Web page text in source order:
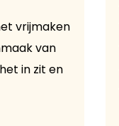
vrijmaken
van
in zit en